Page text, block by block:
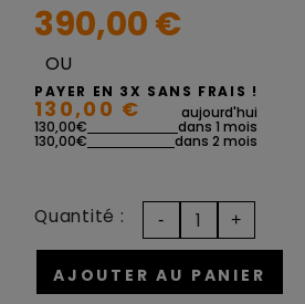
390,00 €
OU
PAYER EN 3X SANS FRAIS !
130,00 € aujourd'hui
130,00€ dans 1 mois
130,00€ dans 2 mois
AJOUTER AU PANIER
Quantité :